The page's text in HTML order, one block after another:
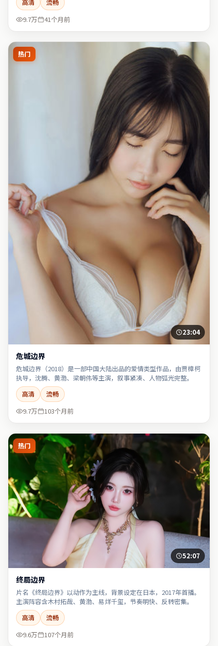
高清
流畅
9.7万
41个月前
热门
23:04
危城边界
危城边界（2018）是一部中国大陆出品的爱情类型作品，由贾樟柯
执导，沈腾、黄渤、梁朝伟等主演，叙事紧凑、人物弧光完整。
高清
流畅
9.7万
103个月前
热门
52:07
终局边界
片名《终局边界》以动作为主线，背景设定在日本，2017年首播。
主演阵容含木村拓哉、黄渤、易烊千玺，节奏明快、反转密集。
高清
流畅
9.6万
107个月前